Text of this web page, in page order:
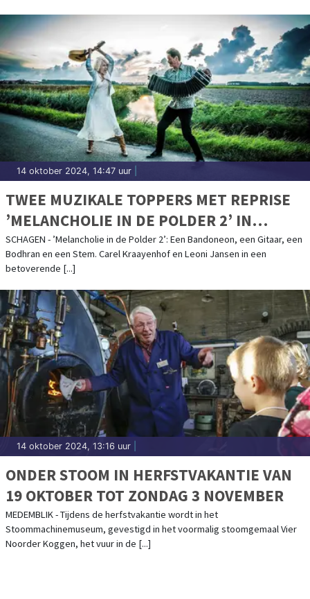
14 oktober 2024, 14:47 uur
TWEE MUZIKALE TOPPERS MET REPRISE
’MELANCHOLIE IN DE POLDER 2’ IN
SCAGON DE LUXE
SCHAGEN - ’Melancholie in de Polder 2’: Een Bandoneon, een Gitaar, een
Bodhran en een Stem. Carel Kraayenhof en Leoni Jansen in een
betoverende [...]
14 oktober 2024, 13:16 uur
ONDER STOOM IN HERFSTVAKANTIE VAN
19 OKTOBER TOT ZONDAG 3 NOVEMBER
MEDEMBLIK - Tijdens de herfstvakantie wordt in het
Stoommachinemuseum, gevestigd in het voormalig stoomgemaal Vier
Noorder Koggen, het vuur in de [...]